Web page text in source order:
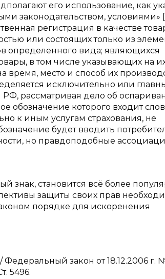
его использование, как
законодательством, условиями»
регистрация в качестве
или состоящих только из
определенного вида; являющихся
в том числе указывающих на
время, место и способ их
исключительно или
рассматривая дело об
обозначение которого входит
к иным услугам страхования, не
будет вводить
но правдоподобные
знак, становится всё более
защиты своих прав
порядке для искоренения
закон от 18.12.2006 г.
5496.